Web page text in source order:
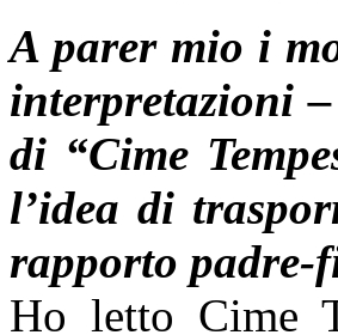
A parer mio i
interpretazioni
di “Cime
l’idea di
rapporto padre-
Ho letto Cime